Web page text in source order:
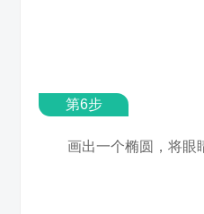
第6步
画出一个椭圆，将眼